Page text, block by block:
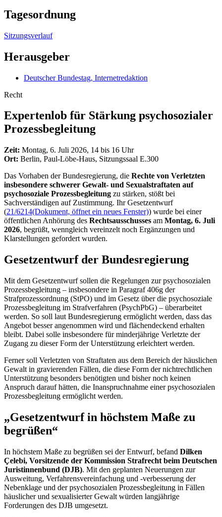
Tagesordnung
Sitzungsverlauf
Herausgeber
Deutscher Bundestag, Internetredaktion
Recht
Expertenlob für Stärkung psychosozialer
Prozessbegleitung
Zeit: Montag, 6. Juli 2026, 14 bis 16 Uhr
Ort: Berlin, Paul-Löbe-Haus, Sitzungssaal E.300
Das Vorhaben der Bundesregierung, die Rechte von Verletzten
insbesondere schwerer Gewalt- und Sexualstraftaten auf
psychosoziale Prozessbegleitung zu stärken, stößt bei
Sachverständigen auf Zustimmung. Ihr Gesetzentwurf
(21/6214(Dokument, öffnet ein neues Fenster)) wurde bei einer
öffentlichen Anhörung des Rechtsausschusses am Montag, 6. Juli
2026, begrüßt, wenngleich vereinzelt noch Ergänzungen und
Klarstellungen gefordert wurden.
Gesetzentwurf der Bundesregierung
Mit dem Gesetzentwurf sollen die Regelungen zur psychosozialen
Prozessbegleitung – insbesondere in Paragraf 406g der
Strafprozessordnung (StPO) und im Gesetz über die psychosoziale
Prozessbegleitung im Strafverfahren (PsychPbG) – überarbeitet
werden. So soll laut Bundesregierung ermöglicht werden, dass das
Angebot besser angenommen wird und flächendeckend erhalten
bleibt. Dabei solle insbesondere für minderjährige Verletzte der
Zugang zu dieser Form der Unterstützung erleichtert werden.
Ferner soll Verletzten von Straftaten aus dem Bereich der häuslichen
Gewalt in gravierenden Fällen, die diese Form der nichtrechtlichen
Unterstützung besonders benötigten und bisher noch keinen
Anspruch darauf hätten, die Inanspruchnahme einer psychosozialen
Prozessbegleitung ermöglicht werden.
„Gesetzentwurf in höchstem Maße zu
begrüßen“
In höchstem Maße zu begrüßen sei der Entwurf, befand Dilken
Çelebi, Vorsitzende der Kommission Strafrecht beim Deutschen
Juristinnenbund (DJB). Mit den geplanten Neuerungen zur
Ausweitung, Verfahrensvereinfachung und -verbesserung der
Nebenklage und der psychosozialen Prozessbegleitung in Fällen
häuslicher und sexualisierter Gewalt würden langjährige
Forderungen des DJB umgesetzt.